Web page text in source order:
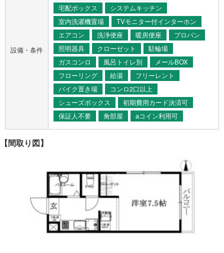
設備・条件
宅配ボックス
システムキッチン
室内洗濯機置場
TVモニター付インターホン
エアコン
洗浄便座 暖房便座
プロパン
照明器具
クローゼット
駐輪場
ガスコンロ
風呂トイレ別
メールBOX
フローリング
給湯
フリーレント
バイク置き場
コンロ2口以上
シューズボックス
初期費用カード決済可
保証人不要
角部屋 aコイン利用可
【間取り図】